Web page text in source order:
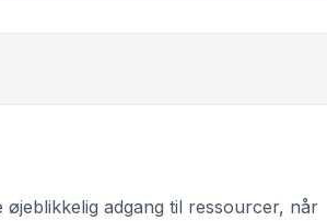
adgang til ressourcer, når